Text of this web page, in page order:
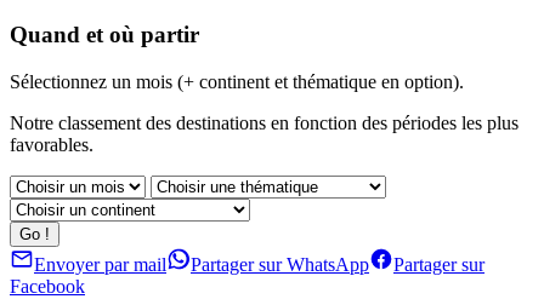
Quand et où partir
Sélectionnez un mois (+ continent et thématique en option).
Notre classement des destinations en fonction des périodes les plus
favorables.
Envoyer par mail Partager sur WhatsApp
Partager sur
Facebook